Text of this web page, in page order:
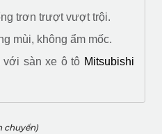
trơn trượt vượt trội.
mùi, không ẩm mốc.
với sàn xe ô tô Mitsubishi
chuyển)